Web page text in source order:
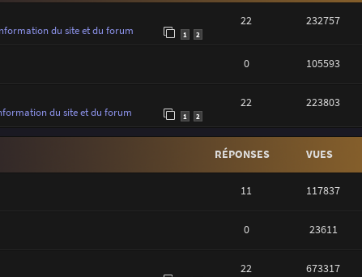
du site et du forum 1 2
22 232757
0 105593
du site et du forum 1 2
22 223803
RÉPONSES VUES
11 117837
0 23611
22 673317